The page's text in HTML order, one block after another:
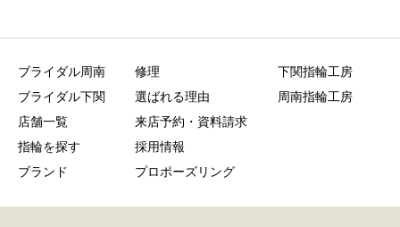
ブライダル周南
ブライダル下関
店舗一覧
指輪を探す
ブランド
修理
選ばれる理由
来店予約・資料請求
採用情報
プロポーズリング
下関指輪工房
周南指輪工房